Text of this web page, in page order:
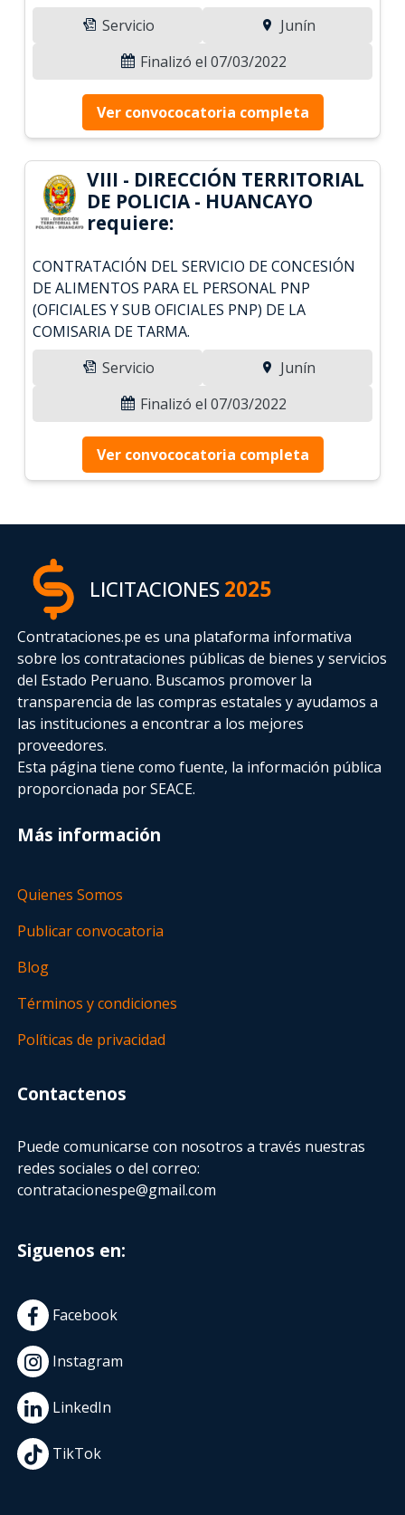
Servicio
Junín
Finalizó el 07/03/2022
Ver convococatoria completa
VIII - DIRECCIÓN TERRITORIAL
DE POLICIA - HUANCAYO
requiere:
CONTRATACIÓN DEL SERVICIO DE CONCESIÓN
DE ALIMENTOS PARA EL PERSONAL PNP
(OFICIALES Y SUB OFICIALES PNP) DE LA
COMISARIA DE TARMA.
Servicio
Junín
Finalizó el 07/03/2022
Ver convococatoria completa
LICITACIONES2025
Contrataciones.pe es una plataforma informativa
sobre los contrataciones públicas de bienes y servicios
del Estado Peruano. Buscamos promover la
transparencia de las compras estatalesy ayudamos a
las instituciones a encontrar a los mejores
proveedores.
Esta página tiene como fuente, la información pública
proporcionada por SEACE.
Más información
Quienes Somos
Publicar convocatoria
Blog
Términos y condiciones
Políticas de privacidad
Contactenos
Puede comunicarse con nosotros a través nuestras
redes sociales o del correo:
contratacionespe@gmail.com
Siguenos en:
Facebook
Instagram
LinkedIn
TikTok